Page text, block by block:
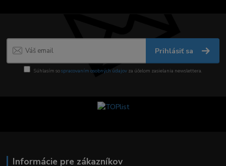
Prihlásiť sa
Súhlasím sospracovaním osobných údajov za účelom zasielania newslettera.
Informácie pre zákazníkov